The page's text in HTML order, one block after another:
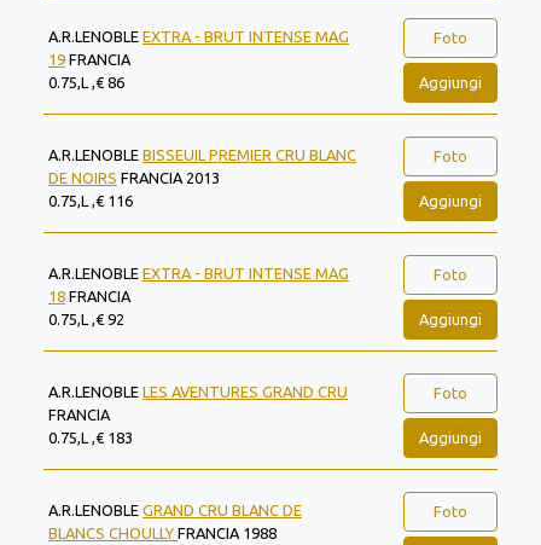
A.R.LENOBLE EXTRA - BRUT INTENSE MAG
19 FRANCIA
0.75,L ,€ 86
Foto
Aggiungi
A.R.LENOBLE BISSEUIL PREMIER CRU BLANC
DE NOIRS FRANCIA 2013
0.75,L ,€ 116
Foto
Aggiungi
A.R.LENOBLE EXTRA - BRUT INTENSE MAG
18 FRANCIA
0.75,L ,€ 92
Foto
Aggiungi
A.R.LENOBLE LES AVENTURES GRAND CRU
FRANCIA
0.75,L ,€ 183
Foto
Aggiungi
A.R.LENOBLE GRAND CRU BLANC DE
BLANCS CHOULLY FRANCIA 1988
Foto